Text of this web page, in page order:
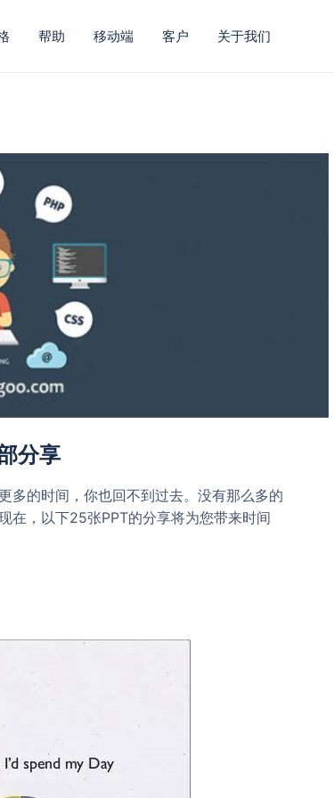
帮助 移动端 客户 关于我们
分享
多的时间，你也回不到过去。没有那么多的
在，以下25张PPT的分享将为您带来时间